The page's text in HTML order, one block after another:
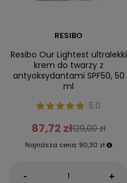
RESIBO
Resibo Our Lightest ultralekki
krem do twarzy z
antyoksydantami SPF50, 50
ml
5.0
87,72 zł129,00 zł
Najniższa cena: 90,30 zł
- +